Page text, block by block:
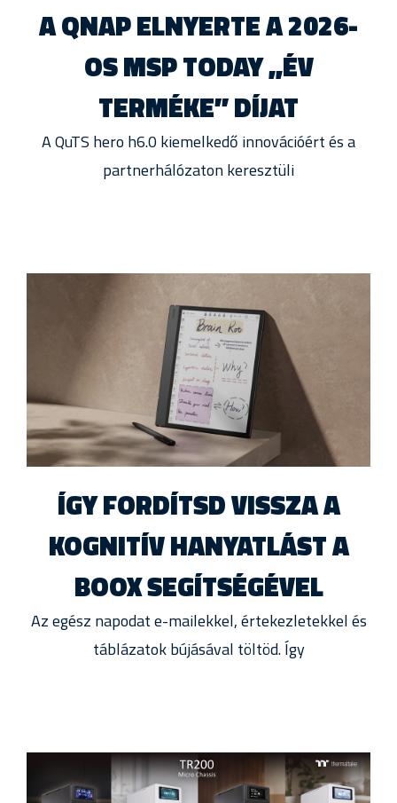
A QNAP ELNYERTE A 2026-
OS MSP TODAY „ÉV
TERMÉKE” DÍJAT
A QuTS hero h6.0 kiemelkedő innovációért és a
partnerhálózaton keresztüli
ÍGY FORDÍTSD VISSZA A
KOGNITÍV HANYATLÁST A
BOOX SEGÍTSÉGÉVEL
Az egész napodat e-mailekkel, értekezletekkel és
táblázatok bújásával töltöd. Így